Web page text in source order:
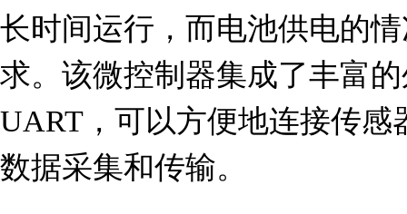
长时间运行，而电池供电的
求。该微控制器集成了丰富
UART，可以方便地连接传感
数据采集和传输。